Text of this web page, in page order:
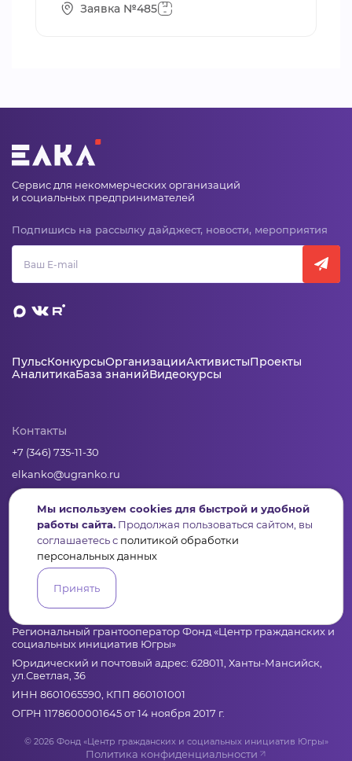
Заявка №485
Сервис для некоммерческих организаций
и социальных предпринимателей
Подпишись на рассылку дайджест, новости, мероприятия
ПульсКонкурсыОрганизацииАктивистыПроекты
АналитикаБаза знанийВидеокурсы
Контакты
+7 (346) 735-11-30
elkanko@ugranko.ru
628011, Россия, Ханты-Мансийский автономный округ – Югра,
г. Ханты-Мансийск, ул. Светлая 36
Юридическая информация
Региональный грантооператор Фонд «Центр гражданских и
социальных инициатив Югры»
Юридический и почтовый адрес: 628011, Ханты-Мансийск,
ул.Светлая, 36
ИНН 8601065590, КПП 860101001
ОГРН 1178600001645 от 14 ноября 2017 г.
© 2026 Фонд «Центр гражданских и социальных инициатив Югры»
Политика конфиденциальности
Мы используем cookies для быстрой и удобной
работы сайта. Продолжая пользоваться сайтом, вы
соглашаетесь с политикой обработки
персональных данных
Принять